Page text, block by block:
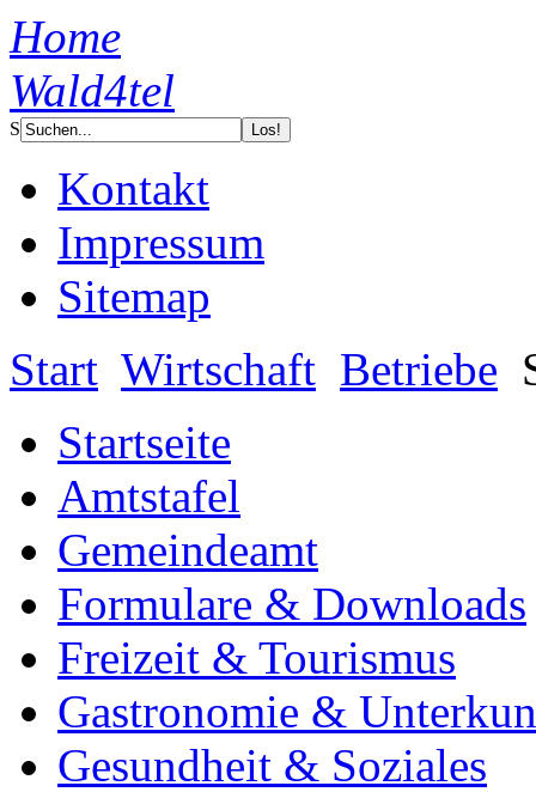
Home
Wald4tel
S
Kontakt
Impressum
Sitemap
Start Wirtschaft Betriebe
Startseite
Amtstafel
Gemeindeamt
Formulare & Downloads
Freizeit & Tourismus
Gastronomie &
Gesundheit & Soziales